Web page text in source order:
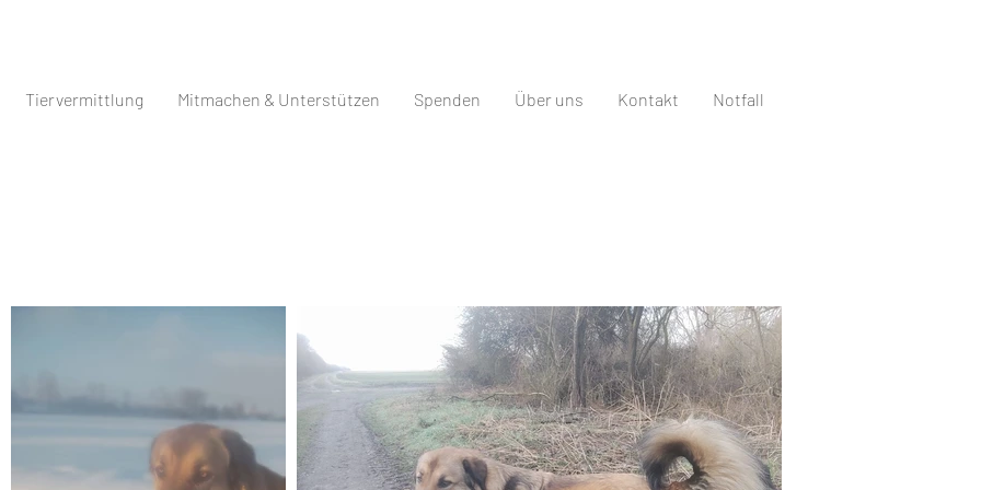
Tiervermittlung Mitmachen & Unterstützen Spenden Über uns Kontakt Notfall